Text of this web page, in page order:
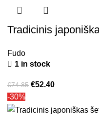
Tradicinis
Fudo
1 in stock
€74.85 €52.40
-30%